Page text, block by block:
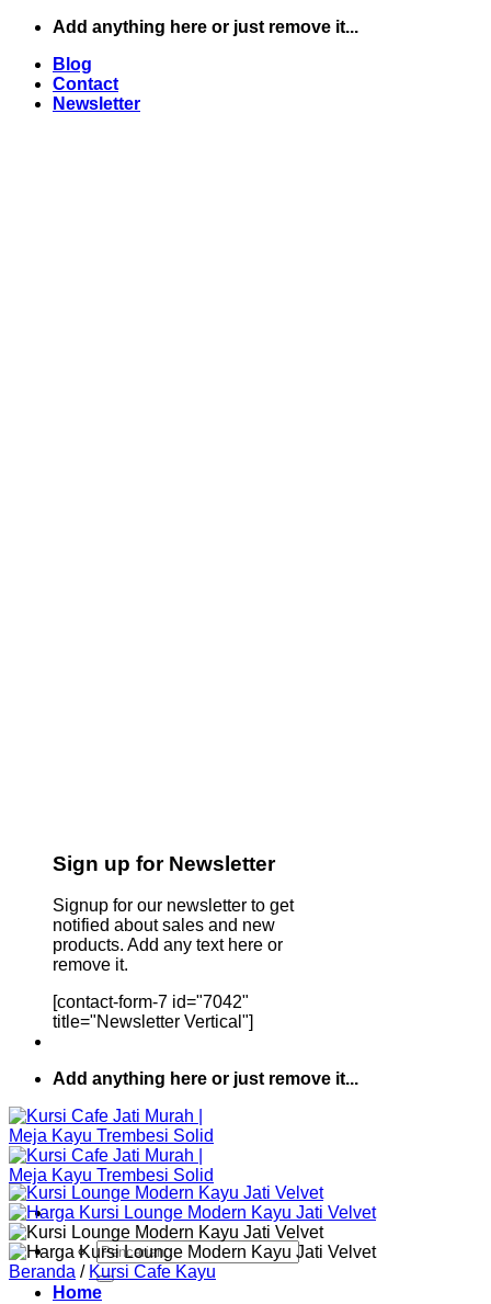
Skip
content
Add anything here or just remove it...
Blog
Contact
Newsletter
Sign up for Newsletter
Signup for our newsletter to get
notified about sales and new
products. Add any text here or
remove it.
[contact-form-7 id="7042"
title="Newsletter Vertical"]
Add anything here or just remove it...
Pencarian
untuk:
Home
Beranda / Kursi Cafe Kayu